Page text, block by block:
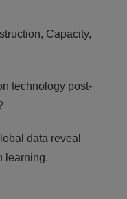
Capacity,
technology post-
data reveal
learning.